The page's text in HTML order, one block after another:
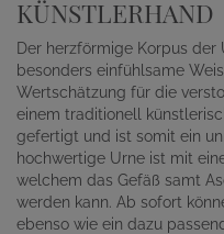
KÜNSTLERHAND
Der herzförmige Korpus
besonders einfühlsame
Wertschätzung für die
einem traditionell
gefertigt und ist somit ein
hochwertige Urne ist mit
welchem das Gefäß samt
werden kann. Ab sofort
ebenso wie ein dazu